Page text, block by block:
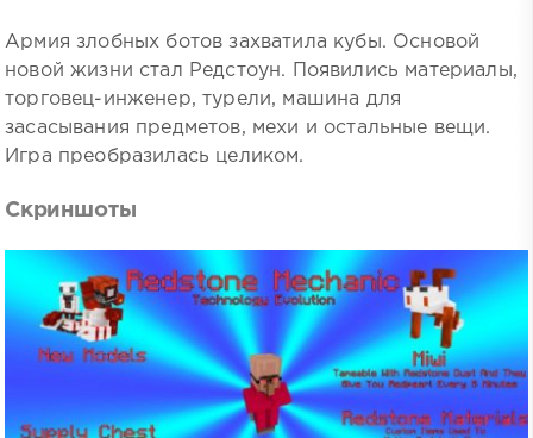
Армия злобных ботов захватила кубы. Основой
новой жизни стал Редстоун. Появились материалы,
торговец-инженер, турели, машина для
засасывания предметов, мехи и остальные вещи.
Игра преобразилась целиком.
Скриншоты